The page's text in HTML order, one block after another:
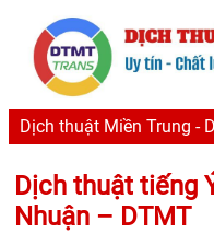
Dịch thuật Miền Trung -
Dịch thuật tiếng
Nhuận – DTMT